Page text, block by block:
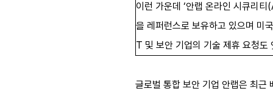
이런 가운데 ‘안랩 온라인 시큐리
을 레퍼런스로 보유하고 있으며 미
T 및 보안 기업의 기술 제휴 요청도
글로벌 통합 보안 기업 안랩은 최